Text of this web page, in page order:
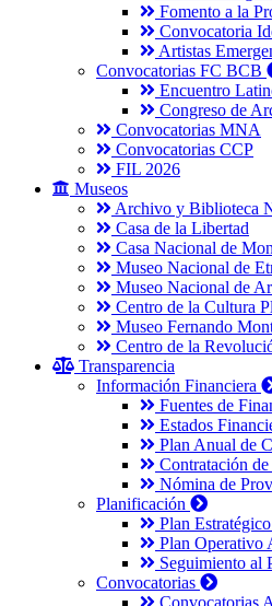
Fomento a la
Convocatoria
Artistas
Convocatorias FC BCB
Encuentro
Congreso de
Convocatorias MNA
Convocatorias CCP
FIL 2026
Museos
Archivo y Biblioteca
Casa de la Libertad
Casa Nacional de
Museo Nacional de
Museo Nacional de
Centro de la Cultura
Museo Fernando
Centro de la
Transparencia
Información Financiera
Fuentes de
Estados
Plan Anual de
Contratación
Nómina de
Planificación
Plan
Plan Operativo
Seguimiento al
Convocatorias
Convocatorias